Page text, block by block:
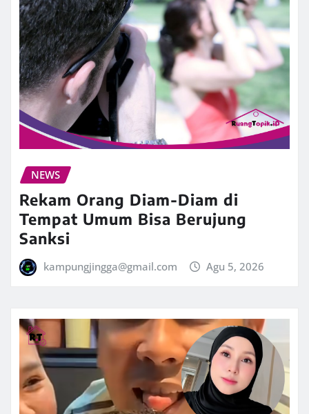
NEWS
Rekam Orang Diam-Diam di
Tempat Umum Bisa Berujung
Sanksi
kampungjingga@gmail.com Agu 5, 2026